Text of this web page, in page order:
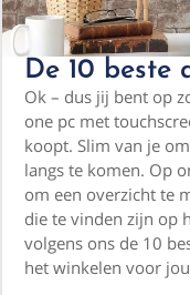
De 10 beste
Ok – dus jij bent op
one pc met
koopt. Slim van je
langs te komen. Op
om een overzicht te
die te vinden zijn op
volgens ons de 10
het winkelen voor